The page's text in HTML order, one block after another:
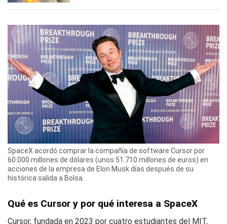
SpaceX acordó comprar la compañía de software Cursor por
60.000 millones de dólares (unos 51.710 millones de euros) en
acciones de la empresa de Elon Musk días después de su
histórica salida a Bolsa.
Qué es Cursor y por qué interesa a SpaceX
Cursor, fundada en 2023 por cuatro estudiantes del MIT,